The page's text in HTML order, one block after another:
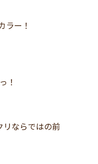
ー！
！
リならではの前